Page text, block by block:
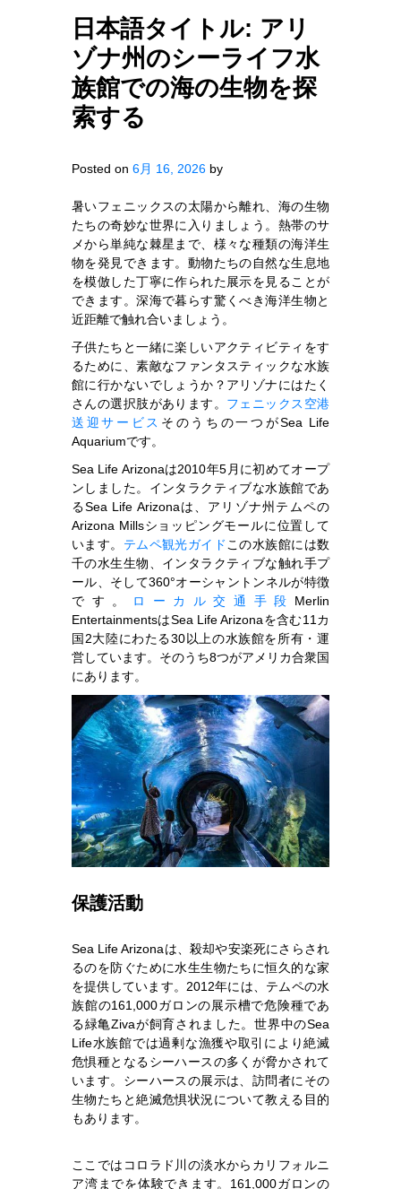
日本語タイトル: アリ
ゾナ州のシーライフ水
族館での海の生物を探
索する
Posted on 6月 16, 2026 by
暑いフェニックスの太陽から離れ、海の生物
たちの奇妙な世界に入りましょう。熱帯のサ
メから単純な棘星まで、様々な種類の海洋生
物を発見できます。動物たちの自然な生息地
を模倣した丁寧に作られた展示を見ることが
できます。深海で暮らす驚くべき海洋生物と
近距離で触れ合いましょう。
子供たちと一緒に楽しいアクティビティをす
るために、素敵なファンタスティックな水族
館に行かないでしょうか？アリゾナにはたく
さんの選択肢があります。 フェニックス空港
送迎サービス そのうちの一つがSea Life
Aquariumです。
Sea Life Arizonaは2010年5月に初めてオープ
ンしました。インタラクティブな水族館であ
るSea Life Arizonaは、アリゾナ州テムペの
Arizona Millsショッピングモールに位置して
います。 テムペ観光ガイド この水族館には数
千の水生生物、インタラクティブな触れ手プ
ール、そして360°オーシャントンネルが特徴
です。
ローカル交通手段 Merlin
EntertainmentsはSea Life Arizonaを含む11カ
国2大陸にわたる30以上の水族館を所有・運
営しています。そのうち8つがアメリカ合衆国
にあります。
保護活動
Sea Life Arizonaは、殺却や安楽死にさらされ
るのを防ぐために水生生物たちに恒久的な家
を提供しています。2012年には、テムペの水
族館の161,000ガロンの展示槽で危険種であ
る緑亀Zivaが飼育されました。世界中のSea
Life水族館では過剰な漁獲や取引により絶滅
危惧種となるシーハースの多くが脅かされて
います。シーハースの展示は、訪問者にその
生物たちと絶滅危惧状況について教える目的
もあります。
ここではコロラド川の淡水からカリフォルニ
ア湾までを体験できます。161,000ガロンの